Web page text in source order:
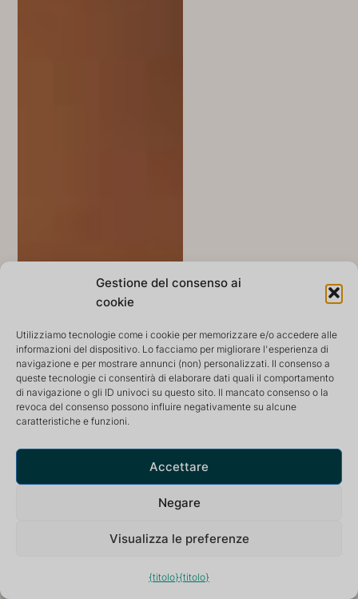
Gestione del consenso ai
cookie
Utilizziamo tecnologie come i cookie per memorizzare e/o accedere alle
informazioni del dispositivo. Lo facciamo per migliorare l'esperienza di
navigazione e per mostrare annunci (non) personalizzati. Il consenso a
queste tecnologie ci consentirà di elaborare dati quali il comportamento
di navigazione o gli ID univoci su questo sito. Il mancato consenso o la
revoca del consenso possono influire negativamente su alcune
caratteristiche e funzioni.
Accettare
Negare
Visualizza le preferenze
{titolo}{titolo}